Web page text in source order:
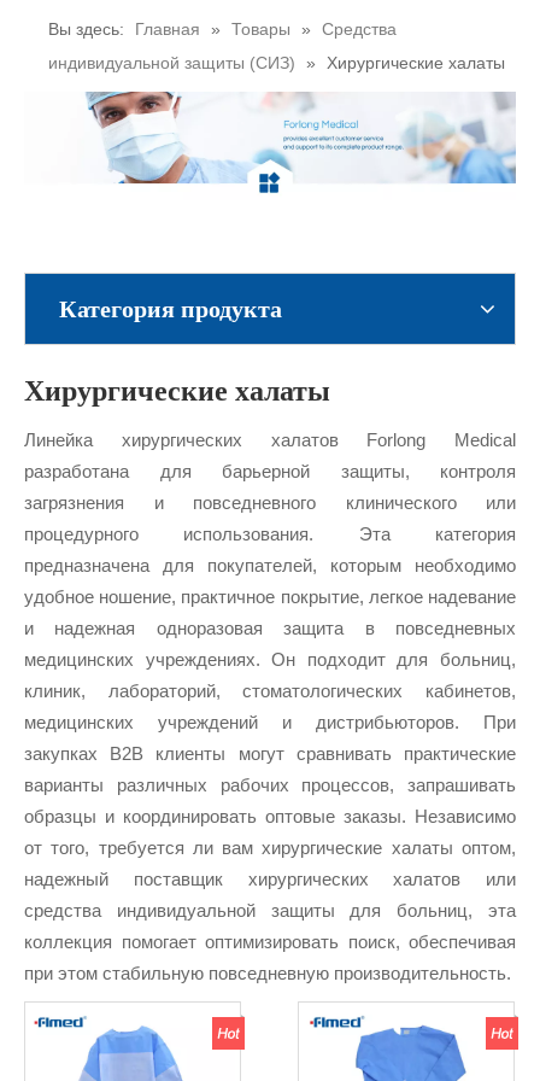
Вы здесь: Главная » Товары »
Средства
индивидуальной защиты (СИЗ)
» Хирургические халаты
Категория продукта
Хирургические халаты
Линейка хирургических халатов Forlong Medical
разработана для барьерной защиты, контроля
загрязнения и повседневного клинического или
процедурного использования. Эта категория
предназначена для покупателей, которым необходимо
удобное ношение, практичное покрытие, легкое надевание
и надежная одноразовая защита в повседневных
медицинских учреждениях. Он подходит для больниц,
клиник, лабораторий, стоматологических кабинетов,
медицинских учреждений и дистрибьюторов. При
закупках B2B клиенты могут сравнивать практические
варианты различных рабочих процессов, запрашивать
образцы и координировать оптовые заказы. Независимо
от того, требуется ли вам хирургические халаты оптом,
надежный поставщик хирургических халатов или
средства индивидуальной защиты для больниц, эта
коллекция помогает оптимизировать поиск, обеспечивая
при этом стабильную повседневную производительность.